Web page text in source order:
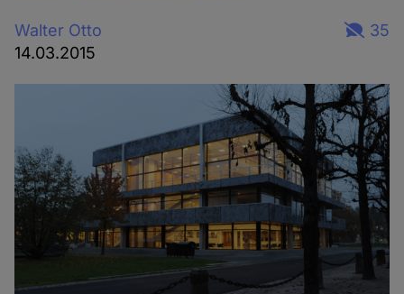
Walter Otto
14.03.2015
35